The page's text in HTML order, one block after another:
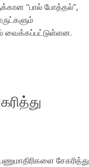
“பால் போத்தல்”,
வைக்கப்பட்டுள்ளன.
சேகரித்து